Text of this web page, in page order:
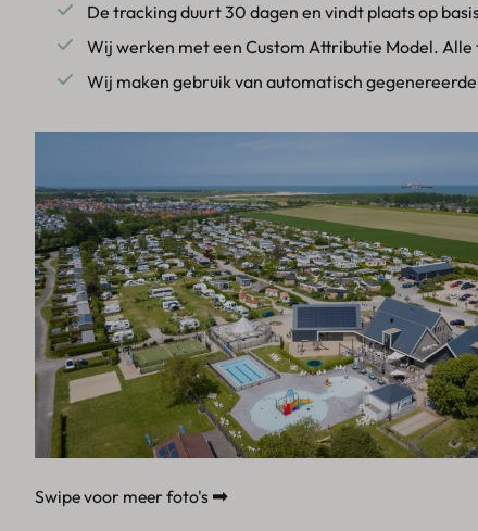
De tracking duurt 30 dagen en vindt plaats op
Wij werken met een Custom Attributie Model.
Wij maken gebruik van automatisch
Swipe voor meer foto's ➡